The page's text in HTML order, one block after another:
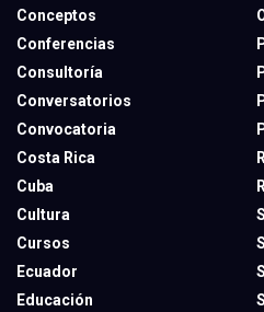
Conceptos
Conferencias
Consultoría
Conversatorios
Convocatoria
Costa Rica
Cuba
Cultura
Cursos
Ecuador
Educación